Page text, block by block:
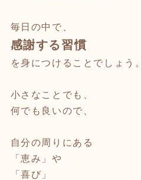
毎日の中で、
感謝する習慣
を身につけることでしょう。
小さなことでも、
何でも良いので、
自分の周りにある
「恵み」や
「喜び」